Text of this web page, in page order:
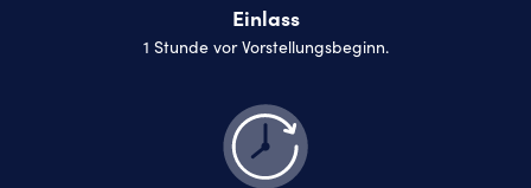
Einlass
1 Stunde vor Vorstellungsbeginn.